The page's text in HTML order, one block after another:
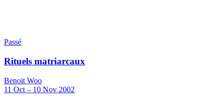
Passé
Rituels matriarcaux
Benoit Woo
11 Oct – 10 Nov 2002